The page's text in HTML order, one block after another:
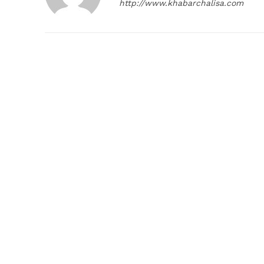
http://www.khabarchalisa.com